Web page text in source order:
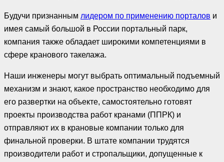
Будучи признанным лидером по применению порталов и
имея самый большой в России портальный парк,
компания также обладает широкими компетенциями в
сфере кранового такелажа.
Наши инженеры могут выбрать оптимальный подъемный
механизм и знают, какое пространство необходимо для
его развертки на объекте, самостоятельно готовят
проекты производства работ кранами (ППРК) и
отправляют их в крановые компании только для
финальной проверки. В штате компании трудятся
производители работ и стропальщики, допущенные к